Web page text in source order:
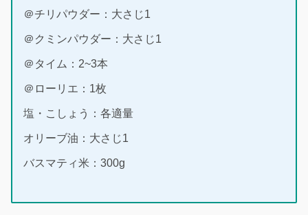
＠チリパウダー：大さじ1
＠クミンパウダー：大さじ1
＠タイム：2~3本
＠ローリエ：1枚
塩・こしょう：各適量
オリーブ油：大さじ1
バスマティ米：300g